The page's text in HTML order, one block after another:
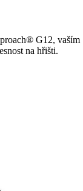
G12, vaším
na hřišti.